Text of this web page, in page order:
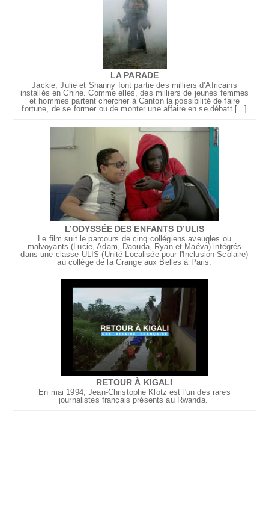
LA PARADE
Jackie, Julie et Shanny font partie des milliers d’Africains
installés en Chine. Comme elles, des milliers de jeunes femmes
et hommes partent chercher à Canton la possibilité de faire
fortune, de se former ou de monter une affaire en se débatt [...]
L’ODYSSÉE DES ENFANTS D’ULIS
Le film suit le parcours de cinq collégiens aveugles ou
malvoyants (Lucie, Adam, Daouda, Ryan et Maéva) intégrés
dans une classe ULIS (Unité Localisée pour l'Inclusion Scolaire)
au collège de la Grange aux Belles à Paris.
RETOUR À KIGALI
En mai 1994, Jean-Christophe Klotz est l'un des rares
journalistes français présents au Rwanda.